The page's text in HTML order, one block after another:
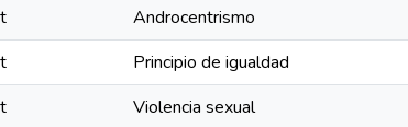
Androcentrismo
Principio de igualdad
Violencia sexual